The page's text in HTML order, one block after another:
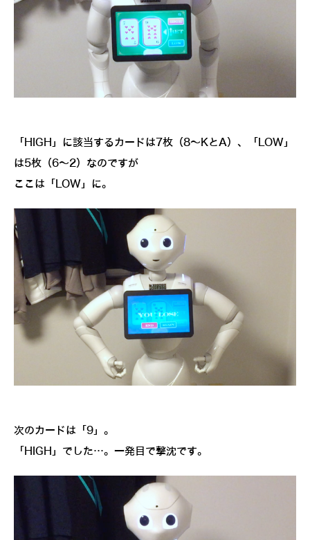
「HIGH」に該当するカードは7枚（8～KとA）、「LOW」
は5枚（6～2）なのですが
ここは「LOW」に。
次のカードは「9」。
「HIGH」でした…。一発目で撃沈です。